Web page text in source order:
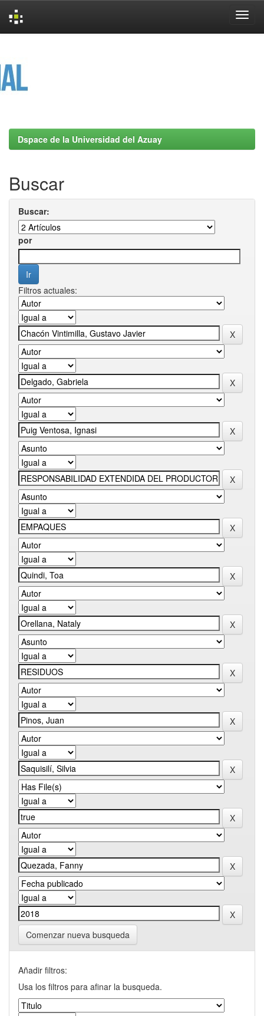
Dspace de la Universidad del Azuay
Buscar
Buscar:
por
Filtros actuales:
Comenzar nueva busqueda
Añadir filtros:
Usa los filtros para afinar la busqueda.